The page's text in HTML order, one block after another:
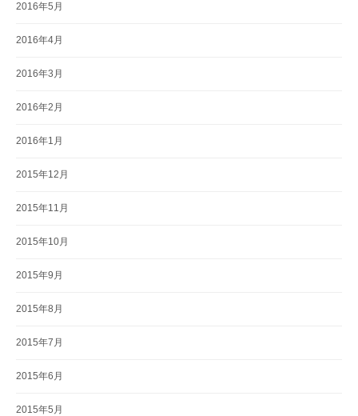
2016年5月
2016年4月
2016年3月
2016年2月
2016年1月
2015年12月
2015年11月
2015年10月
2015年9月
2015年8月
2015年7月
2015年6月
2015年5月